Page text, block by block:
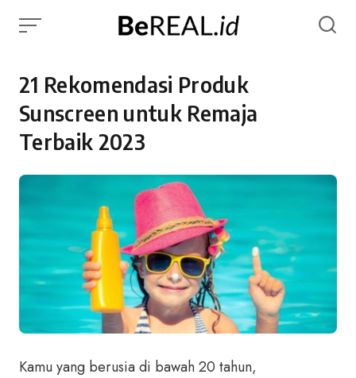
21 Rekomendasi Produk
Sunscreen untuk Remaja
Terbaik 2023
Kamu yang berusia di bawah 20 tahun,